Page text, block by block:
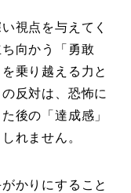
視点を与えてく
向かう「勇敢
乗り越える力と
反対は、恐怖に
後の「達成感」
れません。
かりにすること